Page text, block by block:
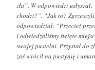
zła”. W odpowiedzi
chodzi?”. “Jak to?
odpowiedział: “Przecież
i odwiedzaliśmy święte
swojej pustelni. Przystał do
zaś wrócił na pustynię i